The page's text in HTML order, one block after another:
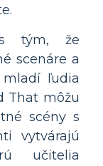
tým, že
scenáre a
ľudia
That môžu
scény s
vytvárajú
učitelia